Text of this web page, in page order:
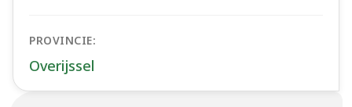
PROVINCIE:
Overijssel